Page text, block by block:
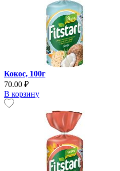
Кокос, 100г
70.00 ₽
В корзину